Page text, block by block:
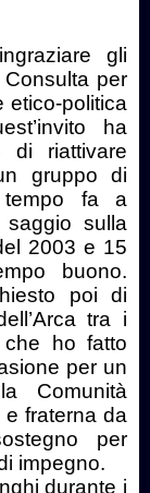
gli
Consulta per
etico-politica
ha
di riattivare
gruppo di
tempo fa a
sulla
2003 e 15
buono.
poi di
tra i
che ho fatto
per un
Comunità
e fraterna da
per
impegno.
durante i